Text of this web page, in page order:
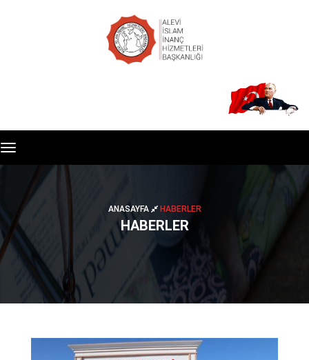
Toggle
navigation
ANASAYFA HABERLER
HABERLER